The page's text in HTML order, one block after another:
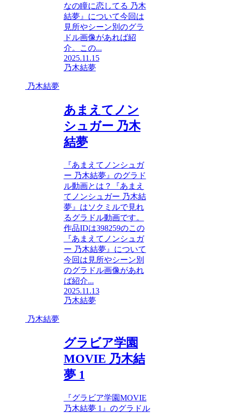
なの瞳に恋してる 乃木
結夢』について今回は
見所やシーン別のグラ
ドル画像があれば紹
介。この...
2025.11.15
乃木結夢
乃木結夢
あまえてノン
シュガー 乃木
結夢
『あまえてノンシュガ
ー 乃木結夢』のグラド
ル動画とは？『あまえ
てノンシュガー 乃木結
夢』はソクミルで見れ
るグラドル動画です。
作品IDは398259のこの
『あまえてノンシュガ
ー 乃木結夢』について
今回は見所やシーン別
のグラドル画像があれ
ば紹介...
2025.11.13
乃木結夢
乃木結夢
グラビア学園
MOVIE 乃木結
夢 1
『グラビア学園MOVIE
乃木結夢 1』のグラドル